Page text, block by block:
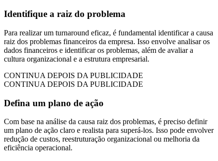
Identifique a raiz do problema
Para realizar um turnaround eficaz, é fundamental identificar a causa
raiz dos problemas financeiros da empresa. Isso envolve analisar os
dados financeiros e identificar os problemas, além de avaliar a
cultura organizacional e a estrutura empresarial.
CONTINUA DEPOIS DA PUBLICIDADE
CONTINUA DEPOIS DA PUBLICIDADE
Defina um plano de ação
Com base na análise da causa raiz dos problemas, é preciso definir
um plano de ação claro e realista para superá-los. Isso pode envolver
redução de custos, reestruturação organizacional ou melhoria da
eficiência operacional.